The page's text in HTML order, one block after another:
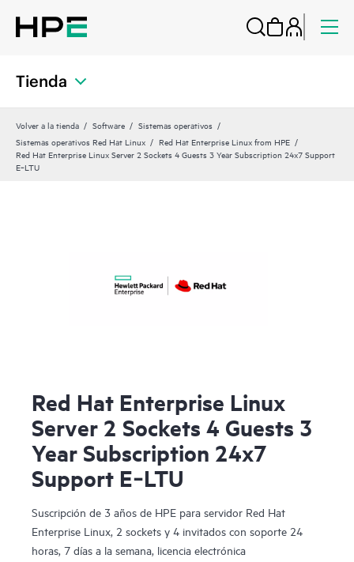
Tienda
Volver a la tienda Software
Sistemas operativos
Sistemas operativos Red Hat Linux
Red Hat Enterprise Linux from HPE
Red Hat Enterprise Linux Server 2 Sockets 4 Guests 3 Year Subscription 24x7 Support
E‑LTU
Red Hat Enterprise Linux
Server 2 Sockets 4 Guests 3
Year Subscription 24x7
Support E‑LTU
Suscripción de 3 años de HPE para servidor Red Hat
Enterprise Linux, 2 sockets y 4 invitados con soporte 24
horas, 7 días a la semana, licencia electrónica